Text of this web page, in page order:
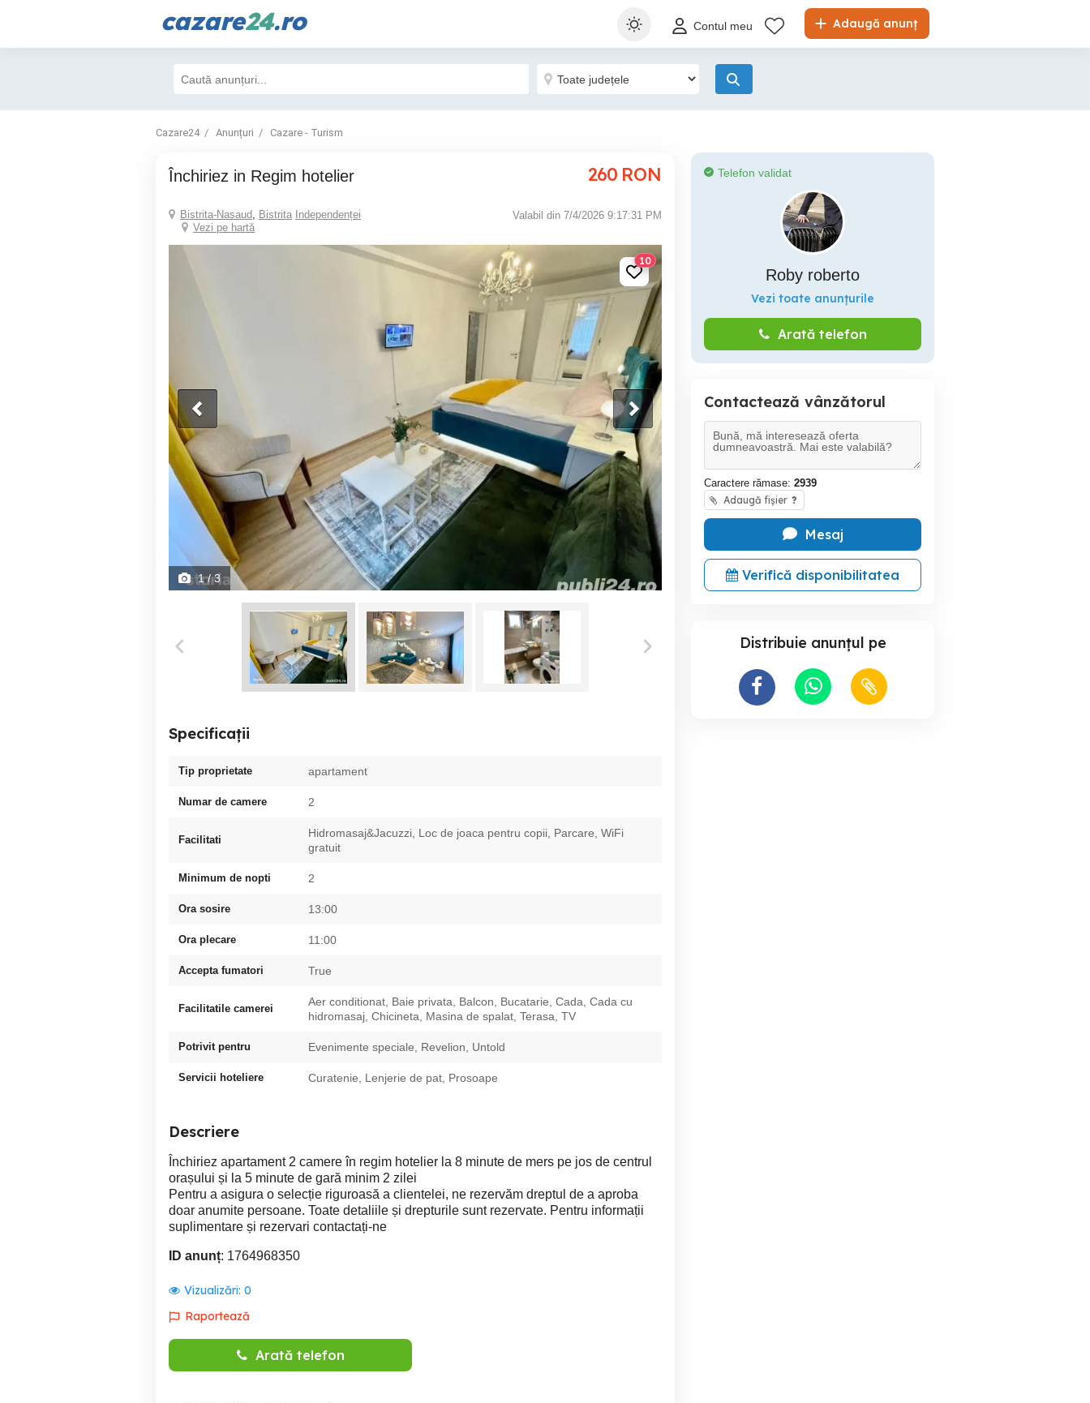
cazare24.ro Adaugă anunț
Contul meu
Cazare24 Anunțuri Cazare - Turism
închiriez in Regim hotelier 260 RON
Bistrita-Nasaud, Bistrita Independenței
Vezi pe hartă
Valabil din 7/4/2026 9:17:31 PM
10
1/ 3
Specificații
Tip proprietate apartament
Numar de camere 2
Facilitati
Hidromasaj&Jacuzzi, Loc de joaca pentru copii, Parcare, WiFi
gratuit
Minimum de nopti 2
Ora sosire 13:00
Ora plecare 11:00
Accepta fumatori True
Facilitatile camerei
Aer conditionat, Baie privata, Balcon, Bucatarie, Cada, Cada cu
hidromasaj, Chicineta, Masina de spalat, Terasa, TV
Potrivit pentru Evenimente speciale, Revelion, Untold
Servicii hoteliere Curatenie, Lenjerie de pat, Prosoape
Descriere
Închiriez apartament 2 camere în regim hotelier la 8 minute de mers pe jos de centrul
orașului și la 5 minute de gară minim 2 zilei
Pentru a asigura o selecție riguroasă a clientelei, ne rezervăm dreptul de a aproba
doar anumite persoane. Toate detaliile și drepturile sunt rezervate. Pentru informații
suplimentare și rezervari contactați-ne
ID anunț: 1764968350
Vizualizări: 0
Raportează
Arată telefon
Telefon validat
Roby roberto
Vezi toate anunțurile
Arată telefon
Contactează vânzătorul
Caractere rămase: 2939
Adaugă fișier ?
Mesaj
Verifică disponibilitatea
Distribuie anunțul pe